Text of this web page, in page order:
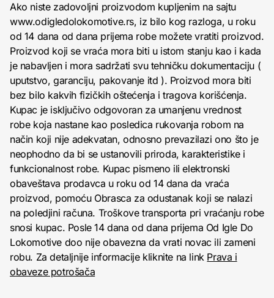
Ako niste zadovoljni proizvodom kupljenim na sajtu
www.odigledolokomotive.rs, iz bilo kog razloga, u roku
od 14 dana od dana prijema robe možete vratiti proizvod.
Proizvod koji se vraća mora biti u istom stanju kao i kada
je nabavljen i mora sadržati svu tehničku dokumentaciju (
uputstvo, garanciju, pakovanje itd ). Proizvod mora biti
bez bilo kakvih fizičkih oštećenja i tragova korišćenja.
Kupac je isključivo odgovoran za umanjenu vrednost
robe koja nastane kao posledica rukovanja robom na
način koji nije adekvatan, odnosno prevazilazi ono što je
neophodno da bi se ustanovili priroda, karakteristike i
funkcionalnost robe. Kupac pismeno ili elektronski
obaveštava prodavca u roku od 14 dana da vraća
proizvod, pomoću Obrasca za odustanak koji se nalazi
na poledjini računa. Troškove transporta pri vraćanju robe
snosi kupac. Posle 14 dana od dana prijema Od Igle Do
Lokomotive doo nije obavezna da vrati novac ili zameni
robu. Za detaljnije informacije kliknite na link Prava i
obaveze potrošača